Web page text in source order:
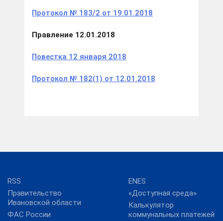
Протокол № 183/2 от 19.01.2018
Правление 12.01.2018
Повестка 12 января 2018
Протокол № 182(1) от 12.01.2018
RSS
Правительство
Ивановской области
ФАС России
ENES
«Доступная среда»
Калькулятор
коммунальных платежей